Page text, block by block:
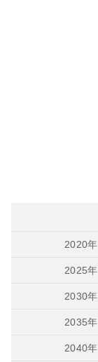
2020年
2025年
2030年
2035年
2040年